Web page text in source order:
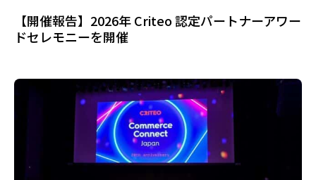
【開催報告】2026年 Criteo 認定パートナーアワー
ドセレモニーを開催